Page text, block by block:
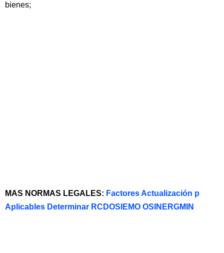
bienes;
MAS NORMAS LEGALES: Factores Actualización p
Aplicables Determinar RCDOSIEMO OSINERGMIN